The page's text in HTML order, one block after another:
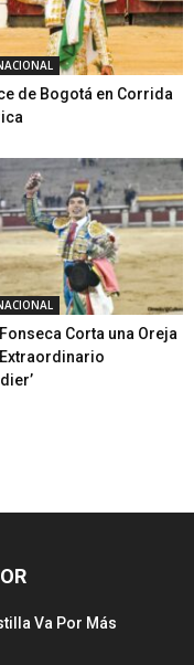
de Bogotá en Corrida
Corta una Oreja
Va Por Más